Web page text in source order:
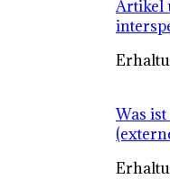
Artikel
Was